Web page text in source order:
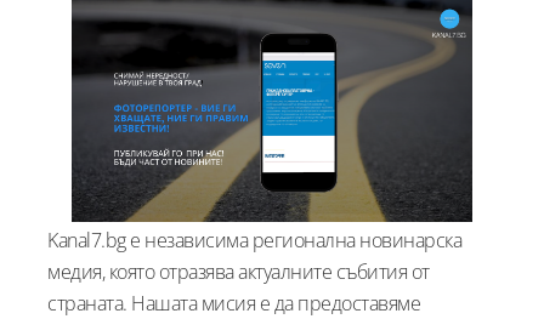
Kanal7.bg е независима регионална новинарска
медия, която отразява актуалните събития от
страната. Нашата мисия е да предоставяме